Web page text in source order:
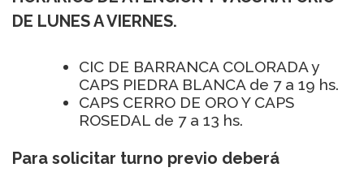
DE LUNES A VIERNES.
CIC DE BARRANCA COLORADA y
CAPS PIEDRA BLANCA de 7 a 19 hs.
CAPS CERRO DE ORO Y CAPS
ROSEDAL de 7 a 13 hs.
Para solicitar turno previo deberá